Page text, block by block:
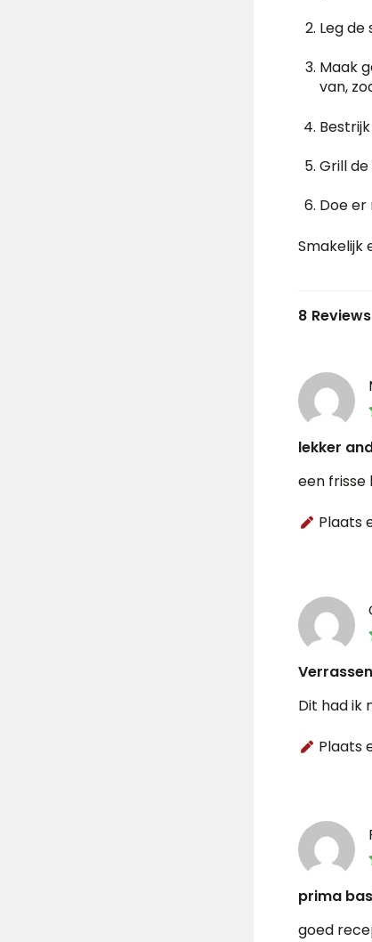
Leg de
Maak
van,
Grill de
Doe er
Smakelijk
8 Reviews
lekker
een frisse
Plaats
Dit had ik
Plaats
prima
goed